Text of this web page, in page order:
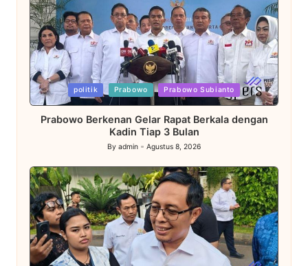
Posted
in
politik Prabowo Prabowo Subianto
Prabowo Berkenan Gelar Rapat Berkala dengan
Kadin Tiap 3 Bulan
Posted
By admin Agustus 8, 2026